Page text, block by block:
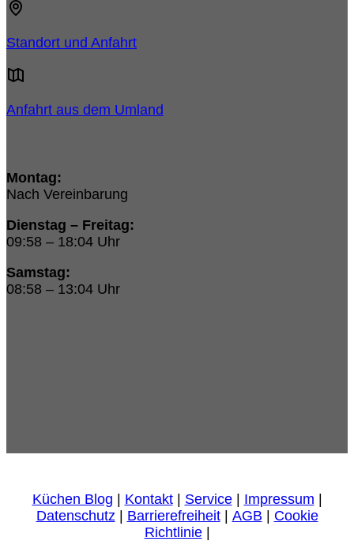
Standort und Anfahrt
Anfahrt aus dem Umland
Montag:
Nach Vereinbarung
Dienstag – Freitag:
09:58 – 18:04 Uhr
Samstag:
08:58 – 13:04 Uhr
Küchen Blog | Kontakt| Service| Impressum |
Datenschutz | Barrierefreiheit| AGB | Cookie
Richtlinie|